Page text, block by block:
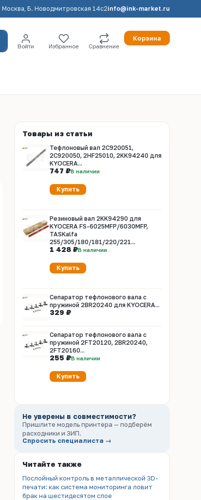
Москва, Б. Новодмитровская 14с2info@ink-market.ru
Войти Избранное Сравнение
Корзина
Товары из статьи
Тефлоновый вал 2C920051,
2C920050, 2HF25010, 2KK94240 для
KYOCERA...
747 ₽В наличии
Купить
Резиновый вал 2KK94290 для
KYOCERA FS-6025MFP/6030MFP,
TASKalfa
255/305/180/181/220/221...
1 428 ₽В наличии
Купить
Сепаратор тефлонового вала с
пружиной 2BR20240 для KYOCERA...
329 ₽
Сепаратор тефлонового вала с
пружиной 2FT20120, 2BR20240,
2FT20160...
255 ₽В наличии
Купить
Не уверены в совместимости?
Пришлите модель принтера — подберём
расходники и ЗИП.
Спросить специалиста →
Читайте также
Послойный контроль в металлической 3D-
печати: как система мониторинга ловит
брак на шестидесятом слое